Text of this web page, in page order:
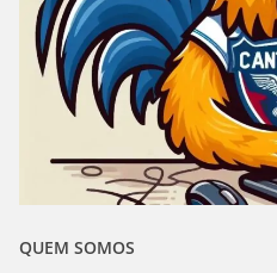
QUEM SOMOS